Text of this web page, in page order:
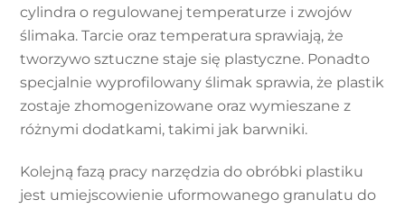
cylindra o regulowanej temperaturze i zwojów
ślimaka. Tarcie oraz temperatura sprawiają, że
tworzywo sztuczne staje się plastyczne. Ponadto
specjalnie wyprofilowany ślimak sprawia, że plastik
zostaje zhomogenizowane oraz wymieszane z
różnymi dodatkami, takimi jak barwniki.
Kolejną fazą pracy narzędzia do obróbki plastiku
jest umiejscowienie uformowanego granulatu do